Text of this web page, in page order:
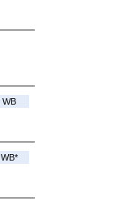
WB
WB*